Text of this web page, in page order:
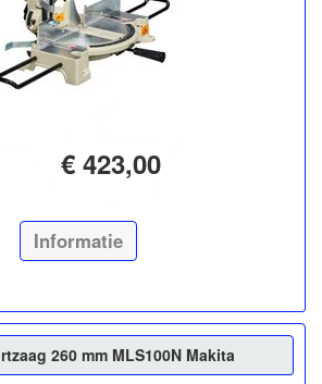
€ 423,00
Informatie
260 mm MLS100N Makita